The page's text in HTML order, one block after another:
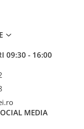
09:30 - 16:00
MEDIA